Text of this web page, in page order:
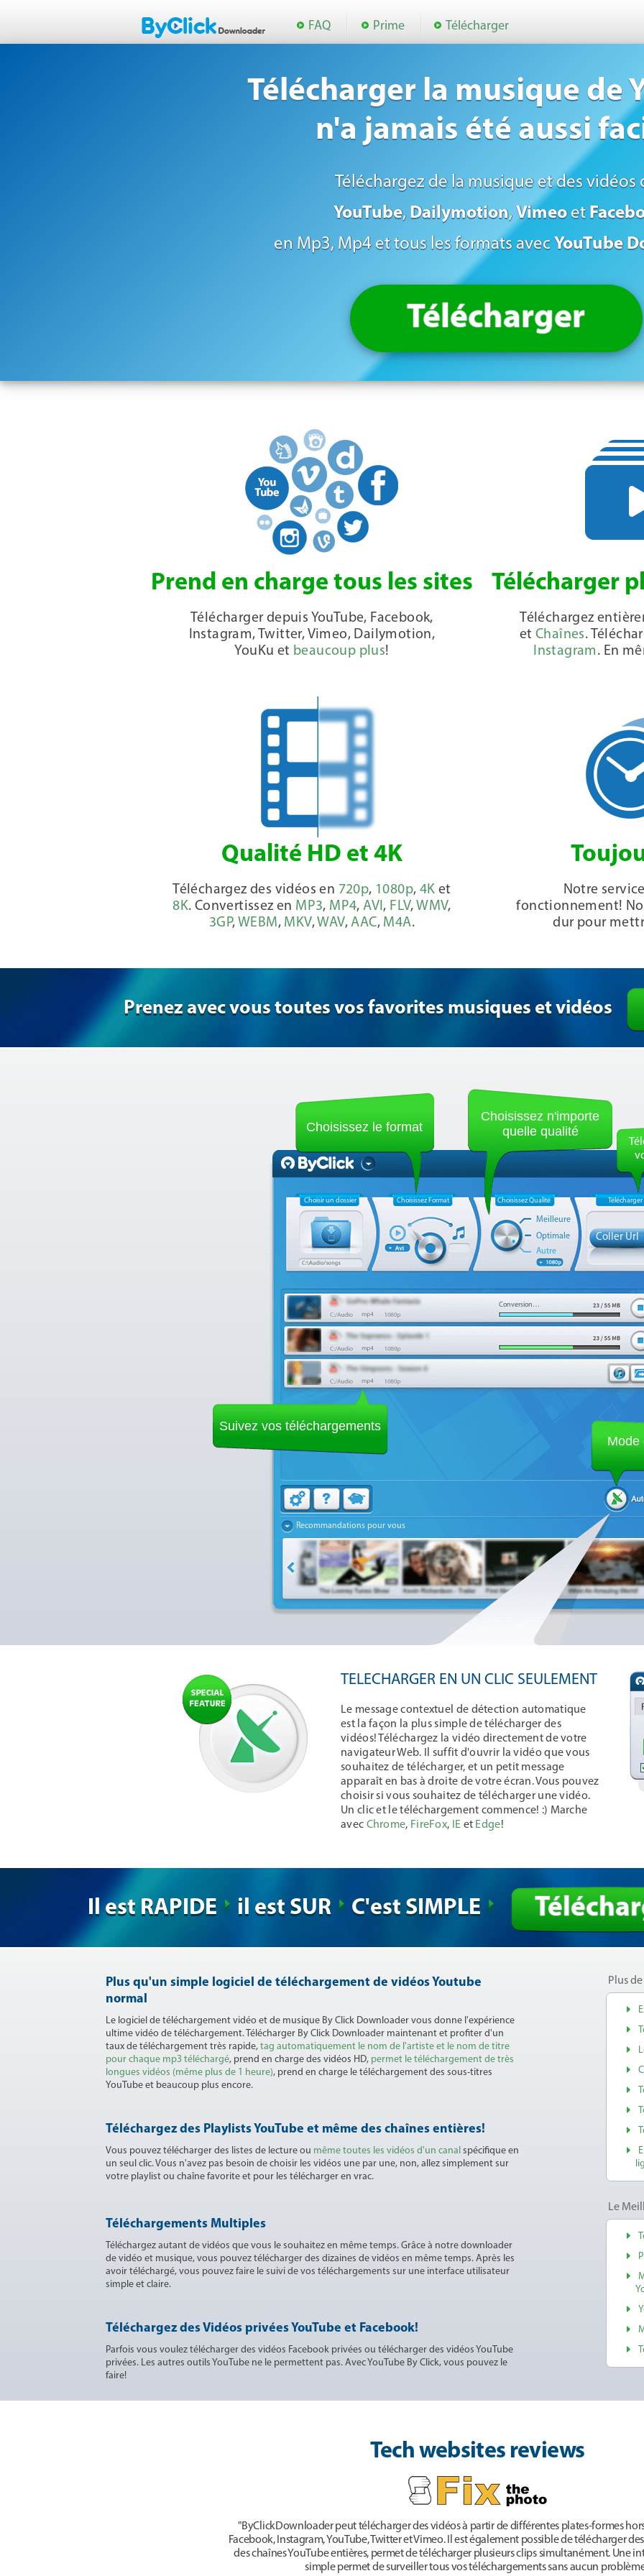
FAQ Prime Télécharger
Télécharger la musique de
n'a jamais été aussi
Téléchargez de la musique et des vidéos
YouTube, Dailymotion, Vimeoet
en Mp3, Mp4 et tous les formats avecYouTube
Télécharger
Prend en charge tous les sites
Télécharger depuis YouTube, Facebook,
Instagram, Twitter, Vimeo, Dailymotion,
YouKu et beaucoup plus!
Télécharger
Téléchargez
et Chaînes.
Instagram . En
Qualité HD et 4K
Téléchargez des vidéos en 720p, 1080p, 4K et
8K. Convertissez en MP3, MP4,AVI, FLV, WMV,
3GP, WEBM, MKV, WAV,AAC, M4A.
Notre
fonctionnement!
dur pour
Prenez avec vous toutes vos favorites musiques et vidéos
Choisissez le format
Choisir un dossier Choisissez Format Choisissez Qualité
Meilleure
Optimale
Autre
Conversion…
Télécharger
Coller Url
Recommandations pour vous
Choisissez n'importe
quelle qualité
Suivez vos téléchargements
Mode
TELECHARGER EN UN CLIC SEULEMENT
Le message contextuel de détection automatique
est la façon la plus simple de télécharger des
vidéos! Téléchargez la vidéo directement de votre
navigateur Web. Il suffit d'ouvrir la vidéo que vous
souhaitez de télécharger, et un petit message
apparaît en bas à droite de votre écran. Vous pouvez
choisir si vous souhaitez de télécharger une vidéo.
Un clic et le téléchargement commence! :) Marche
avec Chrome, FireFox, IE et Edge!
Il est RAPIDE il est SUR C'est SIMPLE
Plus qu'un simple logiciel de téléchargement de vidéos Youtube
normal
Le logiciel de téléchargement vidéo et de musique By Click Downloader vous donne l'expérience
ultime vidéo de téléchargement. Télécharger By Click Downloader maintenant et profiter d'un
taux de téléchargement très rapide, tag automatiquement le nom de l'artiste et le nom de titre
pour chaque mp3 téléchargé, prend en charge des vidéos HD, permet le téléchargement de très
longues vidéos (même plus de 1 heure), prend en charge le téléchargement des sous-titres
YouTube et beaucoup plus encore.
Téléchargez des Playlists YouTube et même des chaînes entières!
Vous pouvez télécharger des listes de lecture ou même toutes les vidéos d'un canal spécifique en
un seul clic. Vous n'avez pas besoin de choisir les vidéos une par une, non, allez simplement sur
votre playlist ou chaîne favorite et pour les télécharger en vrac.
Téléchargements Multiples
Téléchargez autant de vidéos que vous le souhaitez en même temps. Grâce à notre downloader
de vidéo et musique, vous pouvez télécharger des dizaines de vidéos en même temps. Après les
avoir téléchargé, vous pouvez faire le suivi de vos téléchargements sur une interface utilisateur
simple et claire.
Téléchargez des Vidéos privées YouTube et Facebook!
Parfois vous voulez télécharger des vidéos Facebook privées ou télécharger des vidéos YouTube
privées. Les autres outils YouTube ne le permettent pas. Avec YouTube By Click, vous pouvez le
faire!
Plus
Le
Tech websites reviews
"ByClickDownloader peut télécharger des vidéos à partir de différentes plates-formes
Facebook, Instagram, YouTube, Twitter et Vimeo. Il est également possible de télécharger
des chaînes YouTube entières, permet de télécharger plusieurs clips simultanément. Une
simple permet de surveiller tous vos téléchargements sans aucun